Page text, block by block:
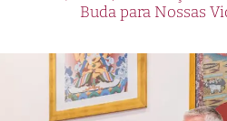
Buda para Nossas